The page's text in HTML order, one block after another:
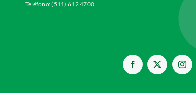
Teléfono: (511) 612 4700